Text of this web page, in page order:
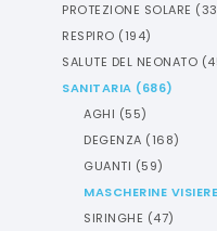
PROTEZIONE SOLARE (
RESPIRO (194)
SALUTE DEL NEONATO (
SANITARIA (686)
AGHI (55)
DEGENZA (168)
GUANTI (59)
MASCHERINE VISIERE
SIRINGHE (47)